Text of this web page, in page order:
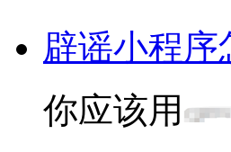
辟谣小程序
你应该用